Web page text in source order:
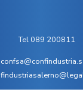
Tel 089 200811